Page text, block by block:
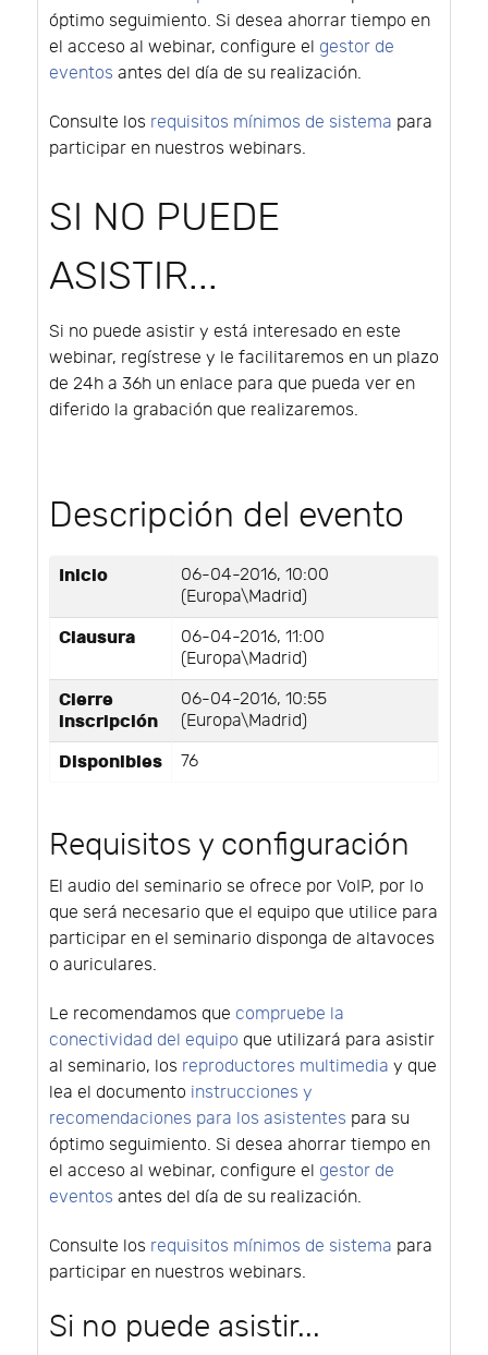
óptimo seguimiento. Si desea ahorrar tiempo en
el acceso al webinar, configure el gestor de
eventos antes del día de su realización.
Consulte los requisitos mínimos de sistema para
participar en nuestros webinars.
SI NO PUEDE
ASISTIR...
Si no puede asistir y está interesado en este
webinar, regístrese y le facilitaremos en un plazo
de 24h a 36h un enlace para que pueda ver en
diferido la grabación que realizaremos.
Descripción del evento
Inicio
06-04-2016, 10:00
(Europa\Madrid)
Clausura
06-04-2016, 11:00
(Europa\Madrid)
Cierre
inscripción
06-04-2016, 10:55
(Europa\Madrid)
Disponibles 76
Requisitos y configuración
El audio del seminario se ofrece por VoIP, por lo
que será necesario que el equipo que utilice para
participar en el seminario disponga de altavoces
o auriculares.
Le recomendamos que compruebe la
conectividad del equipo que utilizará para asistir
al seminario, los reproductores multimedia y que
lea el documento instrucciones y
recomendaciones para los asistentes para su
óptimo seguimiento. Si desea ahorrar tiempo en
el acceso al webinar, configure el gestor de
eventos antes del día de su realización.
Consulte los requisitos mínimos de sistema para
participar en nuestros webinars.
Si no puede asistir...